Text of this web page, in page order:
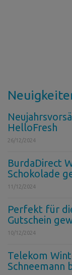
HelloFresh
26/12/2024
BurdaDirect
Schokolade
11/12/2024
Perfekt für
Gutschein
10/12/2024
Telekom
Schneemann